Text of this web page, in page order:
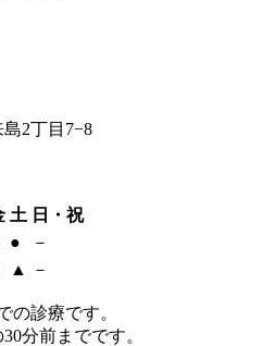
2丁目7−8
土 日・祝
●
－
▲ －
の診療です。
分前までです。